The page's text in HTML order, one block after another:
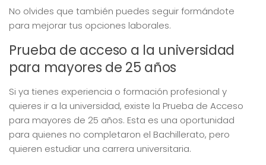
No olvides que también puedes seguir formándote
para mejorar tus opciones laborales.
Prueba de acceso a la universidad
para mayores de 25 años
Si ya tienes experiencia o formación profesional y
quieres ir a la universidad, existe la Prueba de Acceso
para mayores de 25 años. Esta es una oportunidad
para quienes no completaron el Bachillerato, pero
quieren estudiar una carrera universitaria.